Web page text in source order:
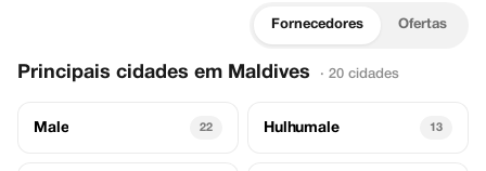
Fornecedores Ofertas
Principais cidades em Maldives · 20 cidades
Male 22 Hulhumale 13